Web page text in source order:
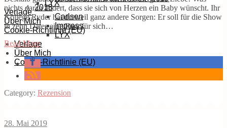
LYX
Verlage
Über Mich
Cookie-Richtlinie (EU)
2018
Carlsen
Impress
LYX
Verlage
Über Mich
Cookie-Richtlinie (EU)
nichts daran ändert, dass sie sich von Herzen ein Baby wünscht. Ihr
Kollege Ryder hat derweil ganz andere Sorgen: Er soll für die Show
in zehn Dates eine Frau für sich…
Read More
Category: Rezension
28. Mai 2019